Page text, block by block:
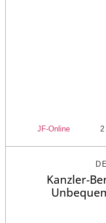
JF-Online 2
Kanzler-